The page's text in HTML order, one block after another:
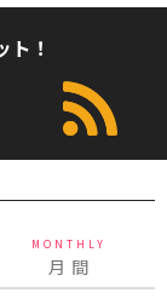
！
MONTHLY
月 間